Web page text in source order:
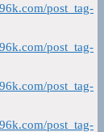
post_tag-
post_tag-
post_tag-
post_tag-